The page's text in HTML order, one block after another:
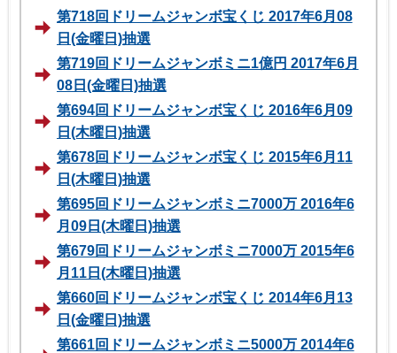
第718回ドリームジャンボ宝くじ 2017年6月08
日(金曜日)抽選
第719回ドリームジャンボミニ1億円 2017年6月
08日(金曜日)抽選
第694回ドリームジャンボ宝くじ 2016年6月09
日(木曜日)抽選
第678回ドリームジャンボ宝くじ 2015年6月11
日(木曜日)抽選
第695回ドリームジャンボミニ7000万 2016年6
月09日(木曜日)抽選
第679回ドリームジャンボミニ7000万 2015年6
月11日(木曜日)抽選
第660回ドリームジャンボ宝くじ 2014年6月13
日(金曜日)抽選
第661回ドリームジャンボミニ5000万 2014年6